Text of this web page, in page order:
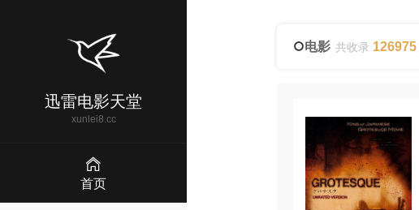
迅雷电影天堂
xunlei8.cc
首页
电影 共收录 126975